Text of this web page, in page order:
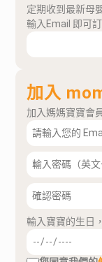
定期收到最新母
輸入Email 即可
加入
加入媽媽寶寶會
輸入寶寶的生日